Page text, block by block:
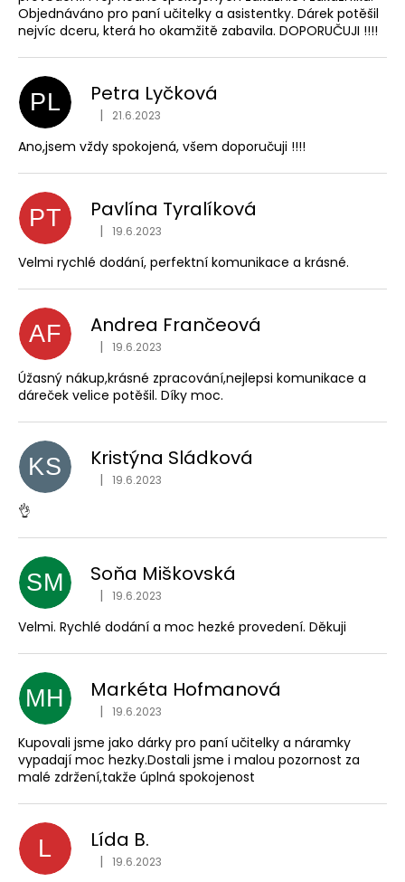
Objednáváno pro paní učitelky a asistentky. Dárek potěšil
nejvíc dceru, která ho okamžitě zabavila. DOPORUČUJI !!!!
PL Petra Lyčková
Hodnocení obchodu je 5 z 5 hvězdiček.
| 21.6.2023
Ano,jsem vždy spokojená, všem doporučuji !!!!
PT Pavlína Tyralíková
Hodnocení obchodu je 5 z 5 hvězdiček.
| 19.6.2023
Velmi rychlé dodání, perfektní komunikace a krásné.
AF Andrea Frančeová
Hodnocení obchodu je 5 z 5 hvězdiček.
| 19.6.2023
Úžasný nákup,krásné zpracování,nejlepsi komunikace a
dáreček velice potěšil. Díky moc.
KS Kristýna Sládková
Hodnocení obchodu je 5 z 5 hvězdiček.
| 19.6.2023
👌
SM Soňa Miškovská
Hodnocení obchodu je 5 z 5 hvězdiček.
| 19.6.2023
Velmi. Rychlé dodání a moc hezké provedení. Děkuji
MH Markéta Hofmanová
Hodnocení obchodu je 5 z 5 hvězdiček.
| 19.6.2023
Kupovali jsme jako dárky pro paní učitelky a náramky
vypadají moc hezky.Dostali jsme i malou pozornost za
malé zdržení,takže úplná spokojenost
L Lída B.
Hodnocení obchodu je 5 z 5 hvězdiček.
| 19.6.2023